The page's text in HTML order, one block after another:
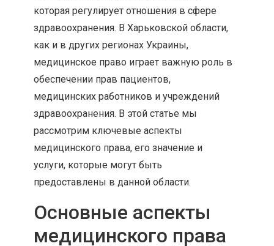
которая регулирует отношения в сфере
здравоохранения. В Харьковской области,
как и в других регионах Украины,
медицинское право играет важную роль в
обеспечении прав пациентов,
медицинских работников и учреждений
здравоохранения. В этой статье мы
рассмотрим ключевые аспекты
медицинского права, его значение и
услуги, которые могут быть
предоставлены в данной области.
Основные аспекты
медицинского права